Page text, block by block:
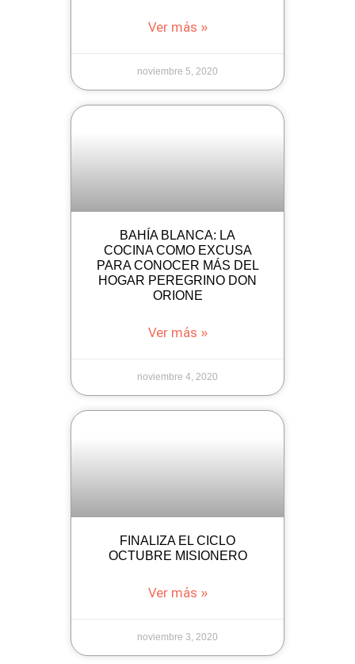
Ver más »
noviembre 5, 2020
BAHÍA BLANCA: LA
COCINA COMO EXCUSA
PARA CONOCER MÁS DEL
HOGAR PEREGRINO DON
ORIONE
Ver más »
noviembre 4, 2020
FINALIZA EL CICLO
OCTUBRE MISIONERO
Ver más »
noviembre 3, 2020